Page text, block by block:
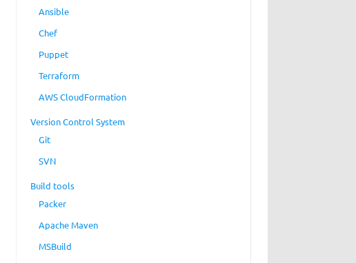
Ansible
Chef
Puppet
Terraform
AWS CloudFormation
Version Control System
Git
SVN
Build tools
Packer
Apache Maven
MSBuild